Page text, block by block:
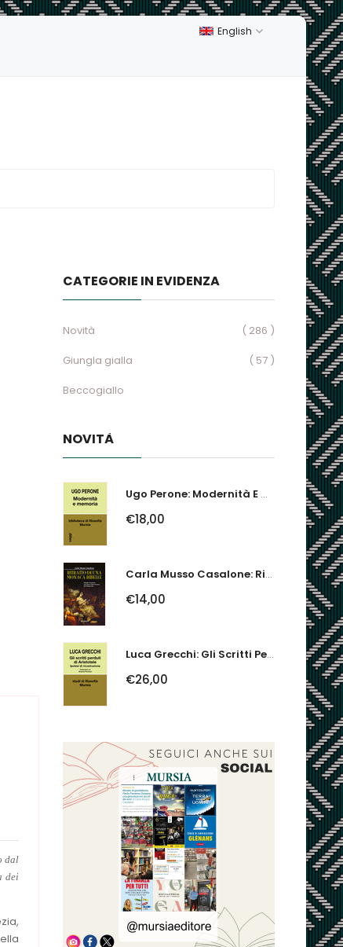
English
dal
dei
CATEGORIE IN EVIDENZA
Novità
( 286 )
Giungla gialla
( 57 )
Beccogiallo
NOVITÀ
Ugo Perone: Modernità E Memoria
€18,00
Carla Musso Casalone: Ritratto Di Una Monaca Ribelle. Brigida Franzone,...
€14,00
Luca Grecchi: Gli Scritti Perduti Di Aristotele. Ipotesi Di Ricostruzione
€26,00